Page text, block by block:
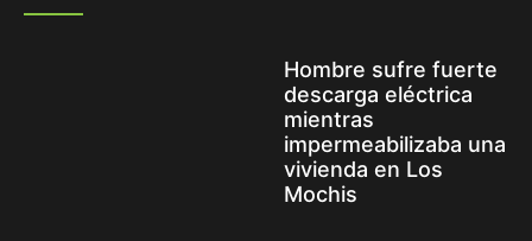
Hombre sufre fuerte
descarga eléctrica
mientras
impermeabilizaba una
vivienda en Los
Mochis